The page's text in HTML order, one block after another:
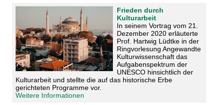
Frieden durch
Kulturarbeit
In seinem Vortrag vom 21.
Dezember 2020 erläuterte
Prof. Hartwig Lüdtke in der
Ringvorlesung Angewandte
Kulturwissenschaft das
Aufgabenspektrum der
UNESCO hinsichtlich der
Kulturarbeit und stellte die auf das historische Erbe
gerichteten Programme vor.
Weitere Informationen